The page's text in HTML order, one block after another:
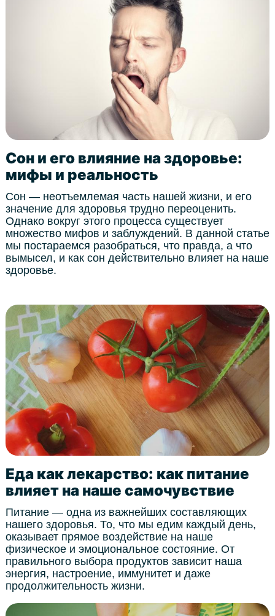
Сон и его влияние на здоровье:
мифы и реальность
Сон — неотъемлемая часть нашей жизни, и его
значение для здоровья трудно переоценить.
Однако вокруг этого процесса существует
множество мифов и заблуждений. В данной статье
мы постараемся разобраться, что правда, а что
вымысел, и как сон действительно влияет на наше
здоровье.
Еда как лекарство: как питание
влияет на наше самочувствие
Питание — одна из важнейших составляющих
нашего здоровья. То, что мы едим каждый день,
оказывает прямое воздействие на наше
физическое и эмоциональное состояние. От
правильного выбора продуктов зависит наша
энергия, настроение, иммунитет и даже
продолжительность жизни.